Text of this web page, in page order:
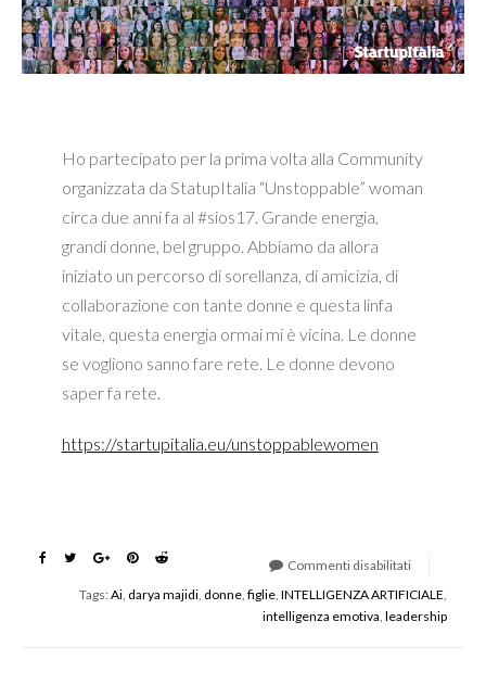
Ho partecipato per la prima volta alla Community
organizzata da StatupItalia “Unstoppable” woman
circa due anni fa al #sios17. Grande energia,
grandi donne, bel gruppo. Abbiamo da allora
iniziato un percorso di sorellanza, di amicizia, di
collaborazione con tante donne e questa linfa
vitale, questa energia ormai mi è vicina. Le donne
se vogliono sanno fare rete. Le donne devono
saper fa rete.
https://startupitalia.eu/unstoppablewomen
Commenti disabilitati
Tags:Ai, darya majidi, donne, figlie, INTELLIGENZA ARTIFICIALE,
intelligenza emotiva, leadership